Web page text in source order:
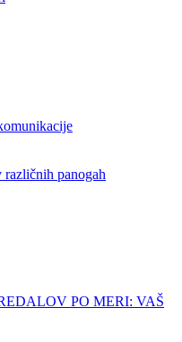
panogah